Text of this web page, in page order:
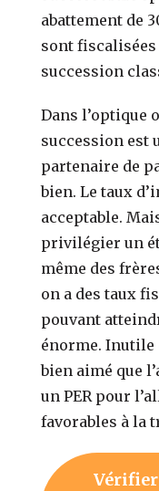
abattement de
sont
succession
Dans l’optique
succession est
partenaire de
bien. Le taux
acceptable.
privilégier un
même des
on a des taux
pouvant
énorme. Inutile
bien aimé que
un PER pour
favorables à la